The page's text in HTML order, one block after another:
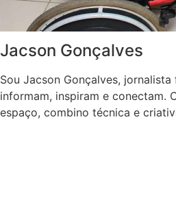
Jacson Gonçalves
Sou Jacson Gonçalves,
informam, inspiram e conectam.
espaço, combino técnica e